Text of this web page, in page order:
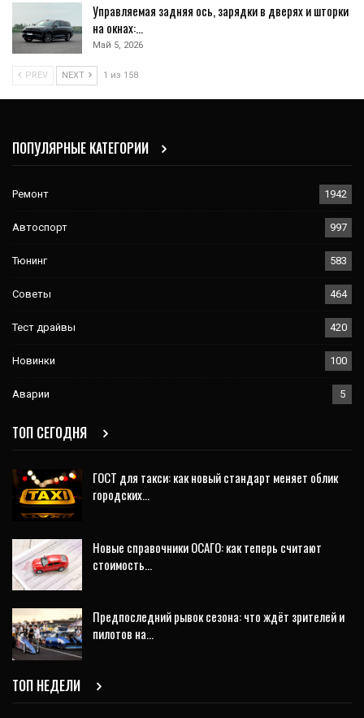
Управляемая задняя ось, зарядки в дверях и шторки
на окнах:…
Май 5, 2026
PREV NEXT 1 из 158
ПОПУЛЯРНЫЕ КАТЕГОРИИ
Ремонт 1942
Автоспорт 997
Тюнинг 583
Советы 464
Тест драйвы 420
Новинки 100
Аварии 5
ТОП СЕГОДНЯ
ГОСТ для такси: как новый стандарт меняет облик
городских…
Новые справочники ОСАГО: как теперь считают
стоимость…
Предпоследний рывок сезона: что ждёт зрителей и
пилотов на…
ТОП НЕДЕЛИ